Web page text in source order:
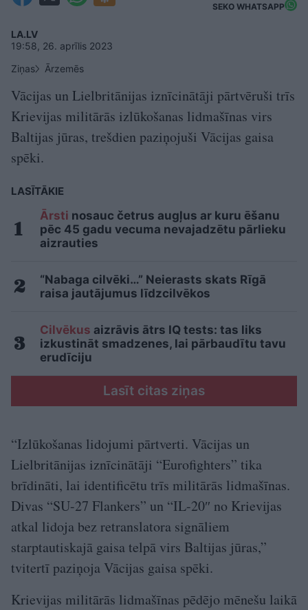
SEKO WHATSAPP
LA.LV
19:58, 26. aprīlis 2023
Ziņas
Ārzemēs
Vācijas un Lielbritānijas iznīcinātāji pārtvēruši trīs
Krievijas militārās izlūkošanas lidmašīnas virs
Baltijas jūras, trešdien paziņojuši Vācijas gaisa
spēki.
LASĪTĀKIE
Ārsti nosauc četrus augļus ar kuru ēšanu
pēc 45 gadu vecuma nevajadzētu pārlieku
aizrauties
“Nabaga cilvēki…” Neierasts skats Rīgā
raisa jautājumus līdzcilvēkos
Cilvēkus aizrāvis ātrs IQ tests: tas liks
izkustināt smadzenes, lai pārbaudītu tavu
erudīciju
Lasīt citas ziņas
“Izlūkošanas lidojumi pārtverti. Vācijas un
Lielbritānijas iznīcinātāji “Eurofighters” tika
brīdināti, lai identificētu trīs militārās lidmašīnas.
Divas “SU-27 Flankers” un “IL-20″ no Krievijas
atkal lidoja bez retranslatora signāliem
starptautiskajā gaisa telpā virs Baltijas jūras,”
tvitertī paziņoja Vācijas gaisa spēki.
Krievijas militārās lidmašīnas pēdējo mēnešu laikā